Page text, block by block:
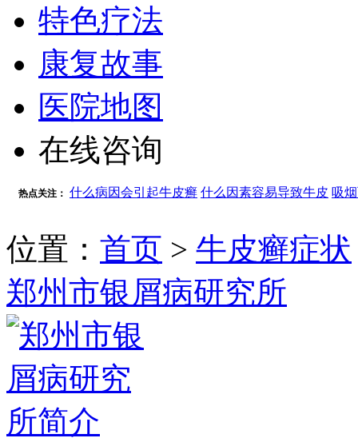
特色疗法
康复故事
医院地图
在线咨询
热点关注： 什么病因会引起牛皮癣 什么因素容易导致牛皮 吸
位置： 首页 > 牛皮癣症状
郑州市银屑病研究所